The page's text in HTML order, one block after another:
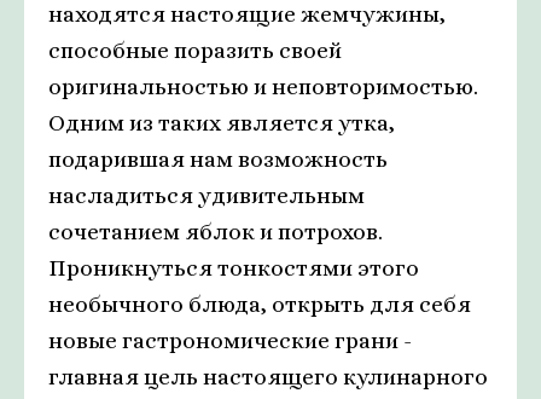
находятся настоящие жемчужины,
способные поразить своей
оригинальностью и неповторимостью.
Одним из таких является утка,
подарившая нам возможность
насладиться удивительным
сочетанием яблок и потрохов.
Проникнуться тонкостями этого
необычного блюда, открыть для себя
новые гастрономические грани -
главная цель настоящего кулинарного